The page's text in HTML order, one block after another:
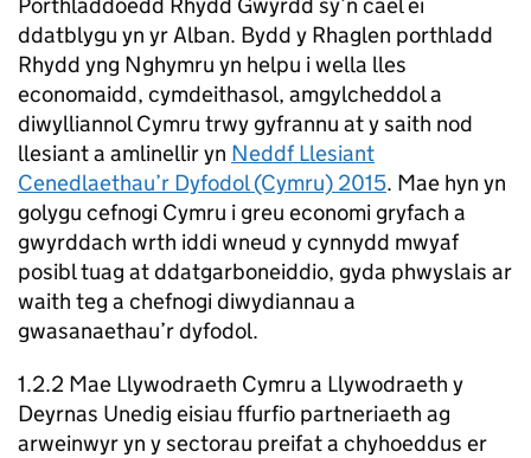
ddatblygu yn yr Alban. Bydd y Rhaglen porthladd
Rhydd yng Nghymru yn helpu i wella lles
economaidd, cymdeithasol, amgylcheddol a
diwylliannol Cymru trwy gyfrannu at y saith nod
llesiant a amlinellir yn Neddf Llesiant
Cenedlaethau’r Dyfodol (Cymru) 2015. Mae hyn yn
golygu cefnogi Cymru i greu economi gryfach a
gwyrddach wrth iddi wneud y cynnydd mwyaf
posibl tuag at ddatgarboneiddio, gyda phwyslais ar
waith teg a chefnogi diwydiannau a
gwasanaethau’r dyfodol.
1.2.2 Mae Llywodraeth Cymru a Llywodraeth y
Deyrnas Unedig eisiau ffurfio partneriaeth ag
arweinwyr yn y sectorau preifat a chyhoeddus er